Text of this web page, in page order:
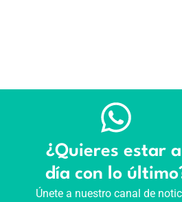
¿Quieres estar al
día con lo
Únete a nuestro canal de